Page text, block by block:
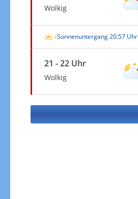
Wolkig
Sonnenuntergang 20:57 Uhr
21 - 22 Uhr
Wolkig